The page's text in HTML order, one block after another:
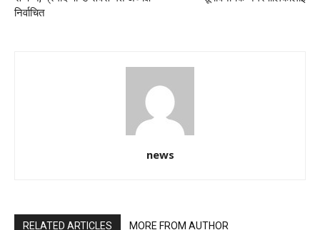
निर्वाचित
news
RELATED ARTICLES MORE FROM AUTHOR